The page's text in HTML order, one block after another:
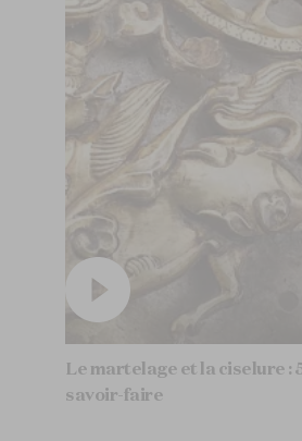
Le martelage et la ciselure :
savoir-faire